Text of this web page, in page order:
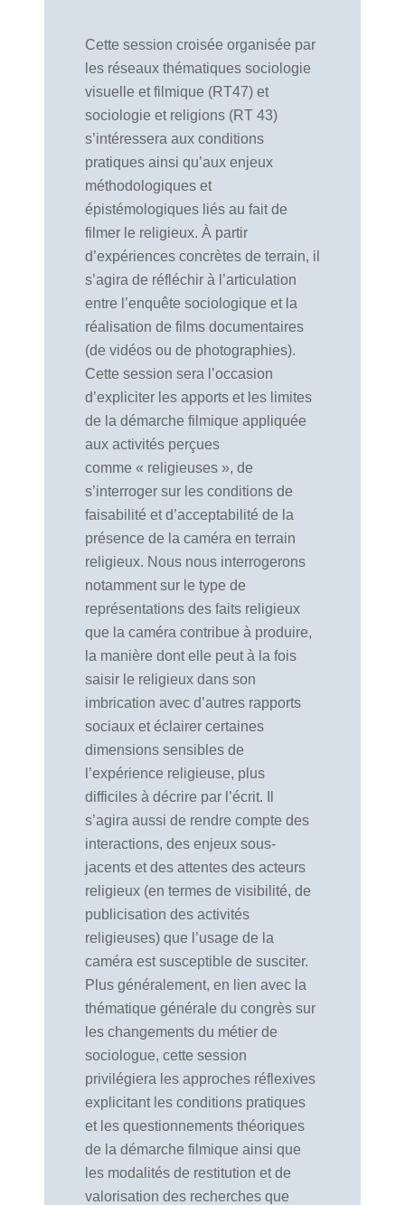
Cette session croisée organisée par
les réseaux thématiques sociologie
visuelle et filmique (RT47) et
sociologie et religions (RT 43)
s’intéressera aux conditions
pratiques ainsi qu’aux enjeux
méthodologiques et
épistémologiques liés au fait de
filmer le religieux. À partir
d’expériences concrètes de terrain, il
s’agira de réfléchir à l’articulation
entre l’enquête sociologique et la
réalisation de films documentaires
(de vidéos ou de photographies).
Cette session sera l’occasion
d’expliciter les apports et les limites
de la démarche filmique appliquée
aux activités perçues
comme « religieuses », de
s’interroger sur les conditions de
faisabilité et d’acceptabilité de la
présence de la caméra en terrain
religieux. Nous nous interrogerons
notamment sur le type de
représentations des faits religieux
que la caméra contribue à produire,
la manière dont elle peut à la fois
saisir le religieux dans son
imbrication avec d’autres rapports
sociaux et éclairer certaines
dimensions sensibles de
l’expérience religieuse, plus
difficiles à décrire par l’écrit. Il
s’agira aussi de rendre compte des
interactions, des enjeux sous-
jacents et des attentes des acteurs
religieux (en termes de visibilité, de
publicisation des activités
religieuses) que l’usage de la
caméra est susceptible de susciter.
Plus généralement, en lien avec la
thématique générale du congrès sur
les changements du métier de
sociologue, cette session
privilégiera les approches réflexives
explicitant les conditions pratiques
et les questionnements théoriques
de la démarche filmique ainsi que
les modalités de restitution et de
valorisation des recherches que